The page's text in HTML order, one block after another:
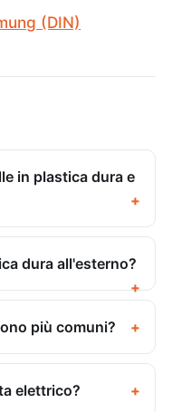
(DIN)
in plastica dura e
dura all'esterno?
più comuni?
elettrico?